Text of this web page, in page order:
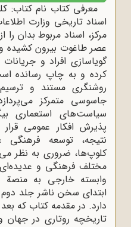
معرفی کتاب نام کتاب:
اسناد تاریخی وزارت
مرکز، اسناد مربوط بدان را
عصر طاغوت بیرون کشیده
گویاسازی افراد و
کرده و به چاپ رسانده
روشنگری مستند و
جاسوسی متمرکز
سیاست‌های استعماری
پذیرش افکار عمومی
نتیجه، توسعه فرهنگی
کلوپ‌ها، ضروری به نظر
مختلف فرهنگی و
وابسته خارجی به
ابتدای سخن ناشر جلد
دارد. در مقدمه کتاب که
تاریخچه روتاری در